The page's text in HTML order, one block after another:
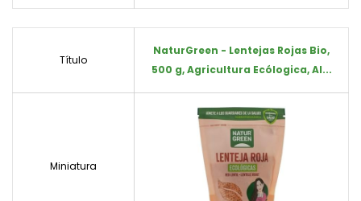
Título
NaturGreen - Lentejas Rojas Bio,
500 g, Agricultura Ecólogica, Al...
Miniatura